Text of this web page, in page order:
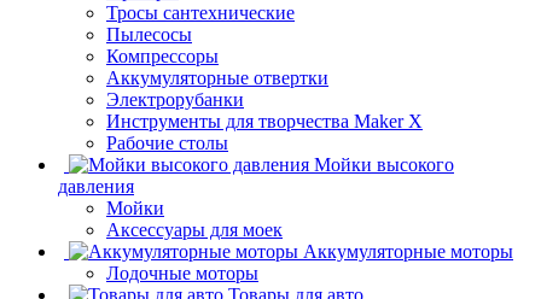
Тросы сантехнические
Пылесосы
Компрессоры
Аккумуляторные отвертки
Электрорубанки
Инструменты для творчества Maker X
Рабочие столы
Мойки высокого
давления
Мойки
Аксессуары для моек
Аккумуляторные моторы
Лодочные моторы
Товары для авто